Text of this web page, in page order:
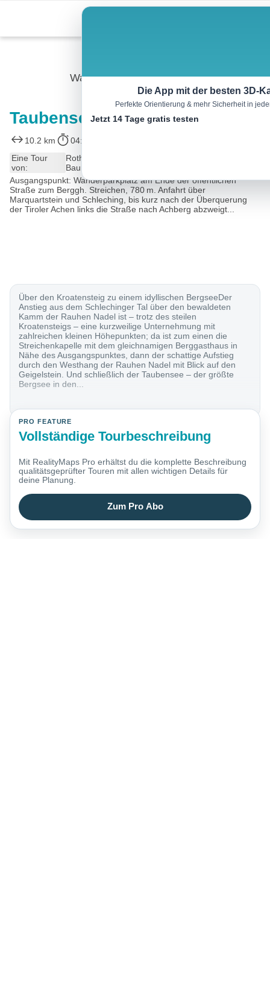
content
Wandern
Taubensee
10.2 km 04:00 h
Eine Tour
von:
Rother Wanderführer Chiemgau (Heinrich
Bauregger)
Ausgangspunkt: Wanderparkplatz am Ende der öffentlichen
Straße zum Berggh. Streichen, 780 m. Anfahrt über
Marquartstein und Schleching, bis kurz nach der Überquerung
der Tiroler Achen links die Straße nach Achberg abzweigt...
Über den Kroatensteig zu einem idyllischen BergseeDer
Anstieg aus dem Schlechinger Tal über den bewaldeten
Kamm der Rauhen Nadel ist – trotz des steilen
Kroatensteigs – eine kurzweilige Unternehmung mit
zahlreichen kleinen Höhepunkten; da ist zum einen die
Streichenkapelle mit dem gleichnamigen Berggasthaus in
Nähe des Ausgangspunktes, dann der schattige Aufstieg
durch den Westhang der Rauhen Nadel mit Blick auf den
Geigelstein. Und schließlich der Taubensee – der größte
Bergsee in den...
PRO FEATURE
Vollständige Tourbeschreibung
Mit RealityMaps Pro erhältst du die komplette Beschreibung
qualitätsgeprüfter Touren mit allen wichtigen Details für
deine Planung.
Zum Pro Abo
Die App mit der besten 3D-
Perfekte Orientierung & mehr Sicherheit in
Jetzt 14 Tage gratis testen